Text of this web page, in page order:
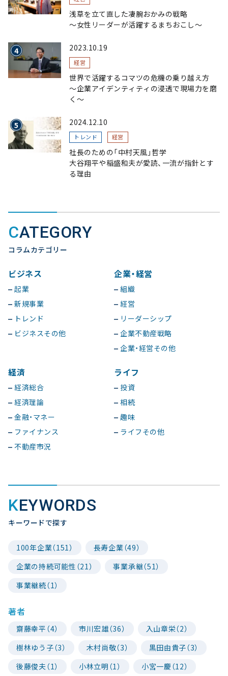
浅草を立て直した凄腕おかみの戦略
〜女性リーダーが活躍するまちおこし〜
2023.10.19
経営
世界で活躍するコマツの危機の乗り越え方
〜企業アイデンティティの浸透で現場力を磨
く〜
2024.12.10
トレンド 経営
社長のための「中村天風」哲学
大谷翔平や稲盛和夫が愛読、一流が指針とす
る理由
CATEGORY
コラムカテゴリー
ビジネス
起業
新規事業
トレンド
ビジネスその他
企業・経営
組織
経営
リーダーシップ
企業不動産戦略
企業・経営その他
経済
経済総合
経済理論
金融・マネー
ファイナンス
不動産市況
ライフ
投資
相続
趣味
ライフその他
KEYWORDS
キーワードで探す
100年企業（151）
長寿企業（49）
企業の持続可能性（21）
事業承継（51）
事業継続（1）
著者
齋藤幸平（4） 市川宏雄（36）
入山章栄（2）
樹林ゆう子（3）
木村尚敬（3）
黒田由貴子（3）
後藤俊夫（1）
小林立明（1）
小宮一慶（12）